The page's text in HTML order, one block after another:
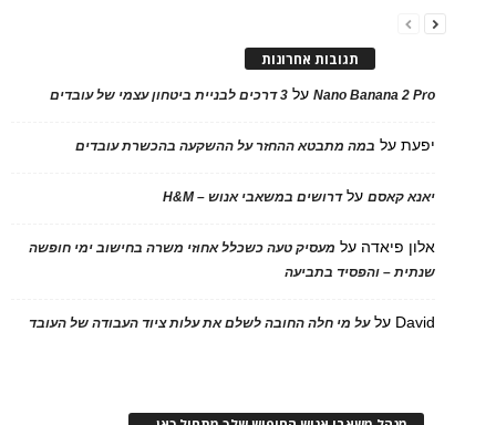
תגובות אחרונות
Nano Banana 2 Proעל 3 דרכים לבניית ביטחון עצמי של עובדים
יפעתעל במה מתבטא ההחזר על ההשקעה בהכשרת עובדים
יאנא קאסםעלדרושים במשאבי אנוש – H&M
אלון פיאדה על מעסיק טעה כשכלל אחוזי משרה בחישוב ימי חופשה
שנתית – והפסיד בתביעה
David עלעל מי חלה החובה לשלם את עלות ציוד העבודה של העובד